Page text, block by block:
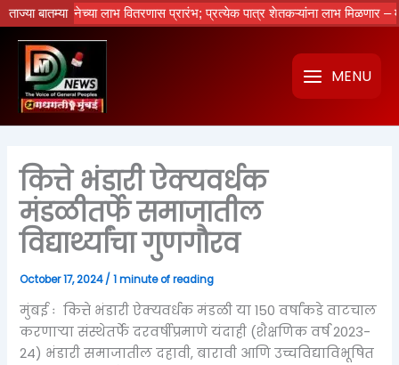
ताज्या बातम्या
योजनेच्या लाभ वितरणास प्रारंभ; प्रत्येक पात्र शेतकऱ्यांना लाभ मिळणार –
Skip
to
content
MENU
कित्ते भंडारी ऐक्यवर्धक
मंडळीतर्फे समाजातील
विद्यार्थ्यांचा गुणगौरव
October 17, 2024/1 minute of reading
मुंबई ः कित्ते भंडारी ऐक्यवर्धक मंडळी या 150 वर्षांकडे वाटचाल
करणाऱ्या संस्थेतर्फे दरवर्षीप्रमाणे यंदाही (शैक्षणिक वर्ष 2023-
24) भंडारी समाजातील दहावी, बारावी आणि उच्चविद्याविभूषित